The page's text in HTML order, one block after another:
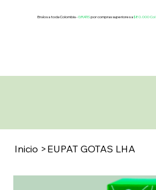
Envíos a toda Colombia -GRATISpor compras superiores a$80.000 Col
Inicio > EUPAT GOTAS LHA